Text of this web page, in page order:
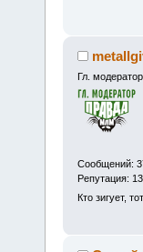
Гл. модератор
Сообщений:
Репутация:
Кто зигует,